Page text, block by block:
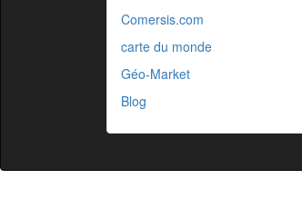
Comersis.com
carte du monde
Géo-Market
Blog